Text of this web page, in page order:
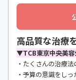
高品質な治療
▼TCB東京中央美容
・たくさんの治療
・予算の意識をし